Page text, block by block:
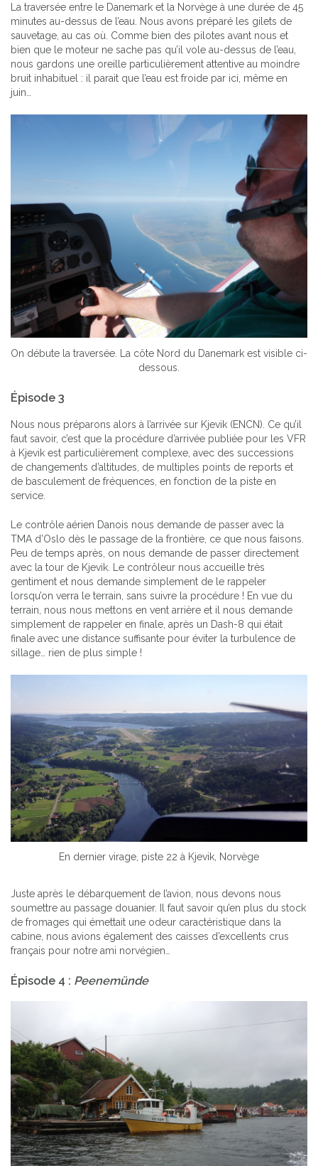
La traversée entre le Danemark et la Norvège à une durée de 45
minutes au-dessus de l’eau. Nous avons préparé les gilets de
sauvetage, au cas où. Comme bien des pilotes avant nous et
bien que le moteur ne sache pas qu’il vole au-dessus de l’eau,
nous gardons une oreille particulièrement attentive au moindre
bruit inhabituel : il parait que l’eau est froide par ici, même en
juin…
On débute la traversée. La côte Nord du Danemark est visible ci-
dessous.
Épisode 3
Nous nous préparons alors à l’arrivée sur Kjevik (ENCN). Ce qu’il
faut savoir, c’est que la procédure d’arrivée publiée pour les VFR
à Kjevik est particulièrement complexe, avec des successions
de changements d’altitudes, de multiples points de reports et
de basculement de fréquences, en fonction de la piste en
service.
Le contrôle aérien Danois nous demande de passer avec la
TMA d’Oslo dès le passage de la frontière, ce que nous faisons.
Peu de temps après, on nous demande de passer directement
avec la tour de Kjevik. Le contrôleur nous accueille très
gentiment et nous demande simplement de le rappeler
lorsqu’on verra le terrain, sans suivre la procédure ! En vue du
terrain, nous nous mettons en vent arrière et il nous demande
simplement de rappeler en finale, après un Dash-8 qui était
finale avec une distance suffisante pour éviter la turbulence de
sillage… rien de plus simple !
En dernier virage, piste 22 à Kjevik, Norvège
Juste après le débarquement de l’avion, nous devons nous
soumettre au passage douanier. Il faut savoir qu’en plus du stock
de fromages qui émettait une odeur caractéristique dans la
cabine, nous avions également des caisses d’excellents crus
français pour notre ami norvégien…
Épisode 4 : Peenemünde